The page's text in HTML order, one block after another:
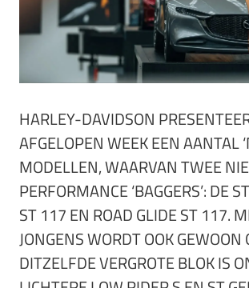
HARLEY-DAVIDSON
AFGELOPEN WEEK EEN AANTAL
MODELLEN, WAARVAN TWEE
PERFORMANCE ‘BAGGERS’: DE
ST 117 EN ROAD GLIDE ST 117.
JONGENS WORDT OOK GEWOON
DITZELFDE VERGROTE BLOK IS